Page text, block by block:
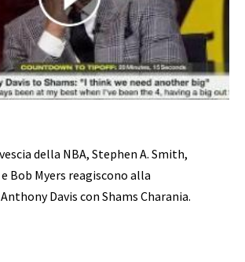
della NBA, Stephen A. Smith,
Bob Myers reagiscono alla
Davis con Shams Charania.